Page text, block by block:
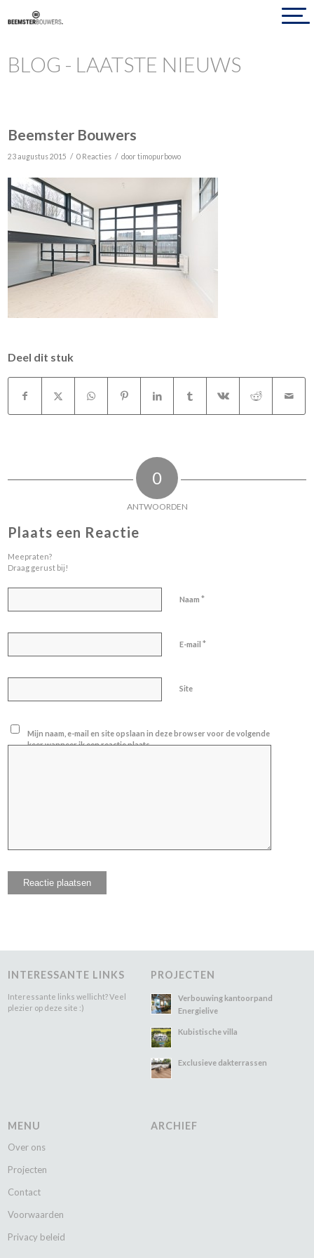
BLOG - LAATSTE NIEUWS
Beemster Bouwers
23 augustus 2015 / 0 Reacties / doortimopurbowo
Deel dit stuk
0
ANTWOORDEN
Plaats een Reactie
Meepraten?
Draag gerust bij!
Naam*
E-mail*
Site
Mijn naam, e-mail en site opslaan in deze browser voor de volgende
keer wanneer ik een reactie plaats.
INTERESSANTE LINKS
Interessante links wellicht? Veel
plezier op deze site :)
PROJECTEN
Verbouwing kantoorpand
Energielive
Kubistische villa
Exclusieve dakterrassen
MENU
Over ons
Projecten
Contact
Voorwaarden
Privacy beleid
ARCHIEF